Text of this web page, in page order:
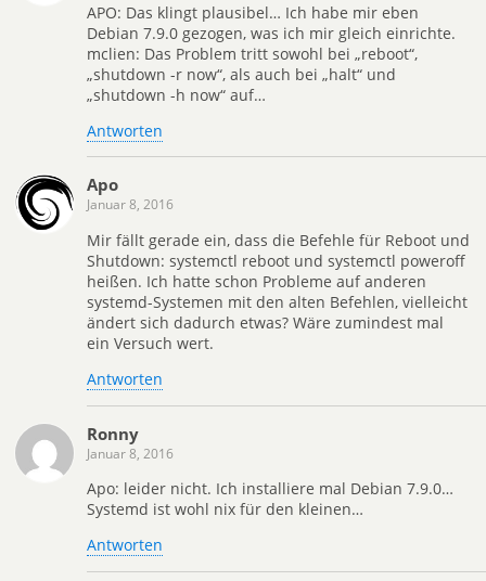
APO: Das klingt plausibel… Ich habe mir eben
Debian 7.9.0 gezogen, was ich mir gleich einrichte.
mclien: Das Problem tritt sowohl bei „reboot“,
„shutdown -r now“, als auch bei „halt“ und
„shutdown -h now“ auf…
Antworten
Apo
Januar 8, 2016
Mir fällt gerade ein, dass die Befehle für Reboot und
Shutdown: systemctl reboot und systemctl poweroff
heißen. Ich hatte schon Probleme auf anderen
systemd-Systemen mit den alten Befehlen, vielleicht
ändert sich dadurch etwas? Wäre zumindest mal
ein Versuch wert.
Antworten
Ronny
Januar 8, 2016
Apo: leider nicht. Ich installiere mal Debian 7.9.0…
Systemd ist wohl nix für den kleinen…
Antworten